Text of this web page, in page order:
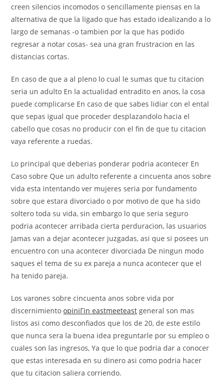
creen silencios incomodos o sencillamente piensas en la
alternativa de que la ligado que has estado idealizando a lo
largo de semanas -o tambien por la que has podido
regresar a notar cosas- sea una gran frustracion en las
distancias cortas.
En caso de que a al pleno lo cual le sumas que tu citacion
seria un adulto En la actualidad entradito en anos, la cosa
puede complicarse En caso de que sabes lidiar con el ental
que sepas igual que proceder desplazandolo hacia el
cabello que cosas no producir con el fin de que tu citacion
vaya referente a ruedas.
Lo principal que deberias ponderar podria acontecer En
Caso sobre Que un adulto referente a cincuenta anos sobre
vida esta intentando ver mujeres seria por fundamento
sobre que estara divorciado o por motivo de que ha sido
soltero toda su vida, sin embargo lo que seria seguro
podria acontecer arribada cierta perduracion, las usuarios
Jamas van a dejar acontecer juzgadas, asi que si posees un
encuentro con una acontecer divorciada De ningun modo
saques el tema de su ex pareja a nunca acontecer que el
ha tenido pareja.
Los varones sobre cincuenta anos sobre vida por
discernimientoopiniГіn eastmeeteast general son mas
listos asi­ como desconfiados que los de 20, de este estilo
que nunca sera la buena idea preguntarle por su empleo o
cuales son las ingresos, Ya que lo que podria dar a conocer
que estas interesada en su dinero asi­ como podria hacer
que tu citacion saliera corriendo.